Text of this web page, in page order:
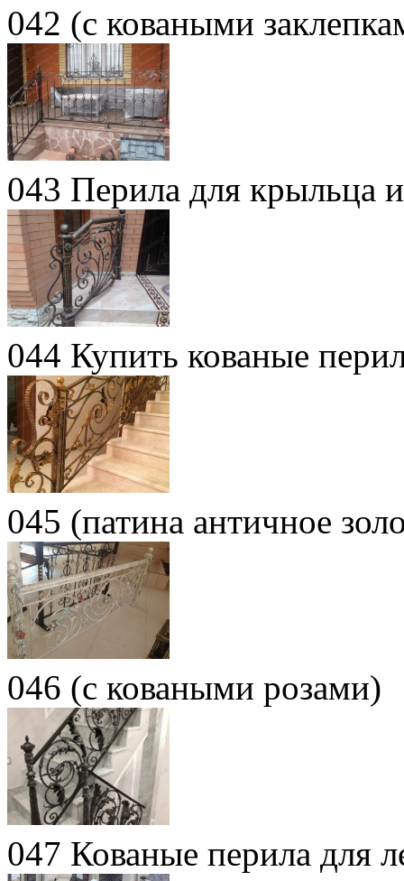
042 (с коваными
043 Перила для крыльца
044 Купить кованые
045 (патина античное
046 (с коваными розами)
047 Кованые перила для